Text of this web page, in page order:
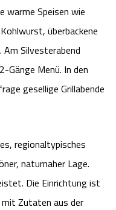
warme Speisen wie
überbackene
Silvesterabend
Gänge Menü. In den
gesellige Grillabende
regionaltypisches
naturnaher Lage.
Die Einrichtung ist
Zutaten aus der